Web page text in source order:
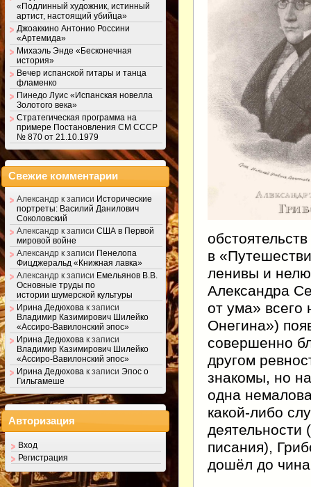
в
ленивы и
Александра
от ума» всего
Онегина»)
совершенно
другом
знакомы, но
одна
какой-либо
деятельности
писания),
дошёл до
«Подлинный художник, истинный
артист, настоящий убийца»
Джоаккино Антонио Россини
«Артемида»
Михаэль Энде «Бесконечная
история»
Вечер испанской гитары и танца
фламенко
Пинедо Луис «Испанская новелла
Золотого века»
Стратегическая программа на
примере Постановления СМ СССР
№ 870 от 21.10.1979
Свежие комментарии
Александр к записи Исторические
портреты: Василий Данилович
Соколовский
Александр к записи США в Первой
мировой войне
Александр к записи Пенелопа
Фицджеральд «Книжная лавка»
Александр к записи Емельянов В.В.
Основные труды по
истории шумерской культуры
Ирина Дедюхова к записи
Владимир Казимирович Шилейко
«Ассиро-Вавилонский эпос»
Ирина Дедюхова к записи
Владимир Казимирович Шилейко
«Ассиро-Вавилонский эпос»
Ирина Дедюхова к записи Эпос о
Гильгамеше
Авторизация
Вход
Регистрация